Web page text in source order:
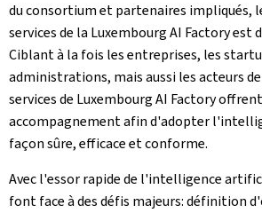
du consortium et partenaires impliqués,
services de la Luxembourg AI Factoryest
Ciblant à la fois les entreprises, les
administrations, mais aussi les acteurs
services de Luxembourg AI Factory
accompagnement afin d'adopter
façon sûre, efficace et conforme.
Avec l'essor rapide de l'intelligence
font face à des défis majeurs: définition